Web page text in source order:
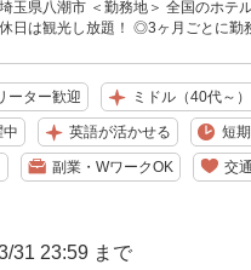
埼玉県八潮市 ＜勤務地＞ 全国のホテ
休日は観光し放題！ ◎3ヶ月ごとに勤
ーター歓迎 ミドル（40代～
中 英語が活かせる 短
副業・WワークOK 交
31 23:59 まで